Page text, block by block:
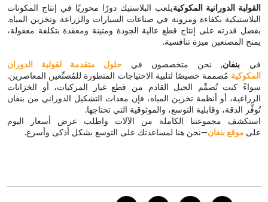
القولبة الدورانية المكوكيةيلعب البلاستيك دورًا محوريًا في إنتاج المكونات
البلاستيكية بكفاءة ومرونة في صناعات السيارات والزراعة وتخزين المياه.
بفضل قدرته على إنتاج قطع عالية الجودة ومتينة ومعقدة بتكلفة معقولة،
يمنح المصنعين ميزة تنافسية.
في بنفان, نحن متخصصون في حلول متقدمة لقولبة الدوران
المكوكية مُصممة خصيصًا لتلبية الاحتياجات المتطورة للمُصنِّعين المعاصرين.
سواءً كنت تُصمِّم الجيل القادم من قطع غيار المركبات، أو الخزانات
الزراعية، أو أنظمة تخزين المياه، فإن معدات التشكيل الدوراني من بنفان
تُوفِّر الدقة، وقابلية التوسع، والموثوقية التي تحتاجها.
استكشف مجموعتنا الكاملة من الآلات واطلب عرض أسعار اليوم
على موقع بنفان—نحن هنا لمساعدتك على التوسع بشكل أذكى وأسرع.